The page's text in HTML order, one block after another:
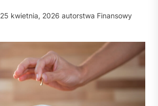
25 kwietnia, 2026 autorstwa Finansowy